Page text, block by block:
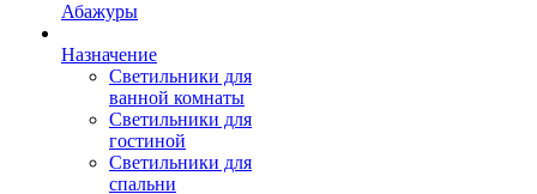
Абажуры
Назначение
Светильники для
ванной комнаты
Светильники для
гостиной
Светильники для
спальни